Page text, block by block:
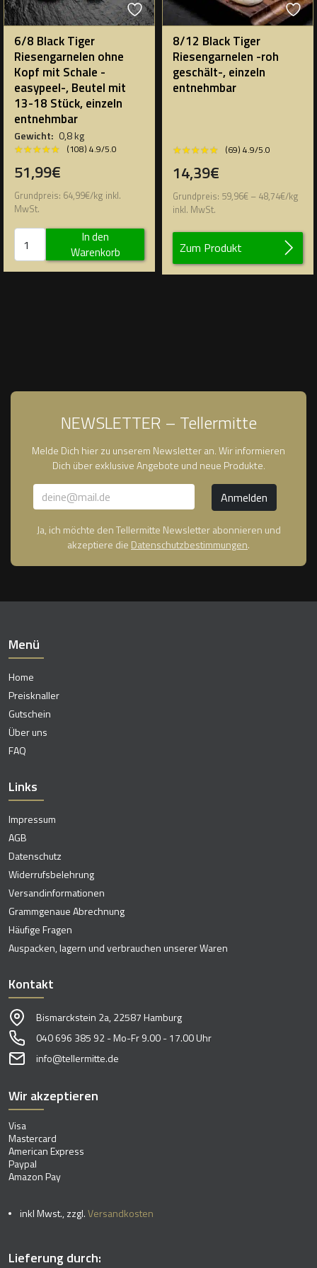
6/8 Black Tiger
Riesengarnelen ohne
Kopf mit Schale -
easypeel-, Beutel mit
13-18 Stück, einzeln
entnehmbar
Gewicht: 0,8 kg
★★★★★
★★★★★ (108) 4.9/5.0
51,99€
Grundpreis: 64,99€/kg inkl.
MwSt.
In den
Warenkorb
8/12 Black Tiger
Riesengarnelen -roh
geschält-, einzeln
entnehmbar
★★★★★
★★★★★ (69) 4.9/5.0
14,39€
Grundpreis: 59,96€ – 48,74€/kg
inkl. MwSt.
Zum Produkt
NEWSLETTER – Tellermitte
Melde Dich hier zu unserem Newsletter an. Wir informieren
Dich über exklusive Angebote und neue Produkte.
Ja, ich möchte den Tellermitte Newsletter abonnieren und
akzeptiere die Datenschutzbestimmungen.
Menü
Home
Preisknaller
Gutschein
Über uns
FAQ
Links
Impressum
AGB
Datenschutz
Widerrufsbelehrung
Versandinformationen
Grammgenaue Abrechnung
Häufige Fragen
Auspacken, lagern und verbrauchen unserer Waren
Kontakt
Bismarckstein 2a, 22587 Hamburg
040 696 385 92 - Mo-Fr 9.00 - 17.00 Uhr
info@tellermitte.de
Wir akzeptieren
Visa
Mastercard
American Express
Paypal
Amazon Pay
inkl Mwst., zzgl.Versandkosten
Lieferung durch: